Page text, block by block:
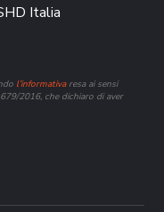
Italia
l’informativaresa ai sensi
2016, che dichiaro di aver